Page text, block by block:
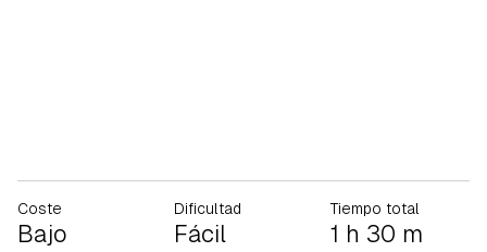
Coste
Bajo
Dificultad
Fácil
Tiempo total
1 h 30 m